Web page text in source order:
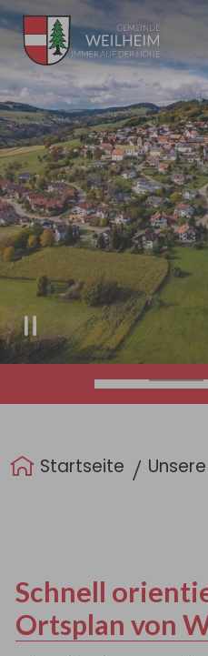
Zum Hauptinhalt springen
Startseite
Schnell
Ortsplan von